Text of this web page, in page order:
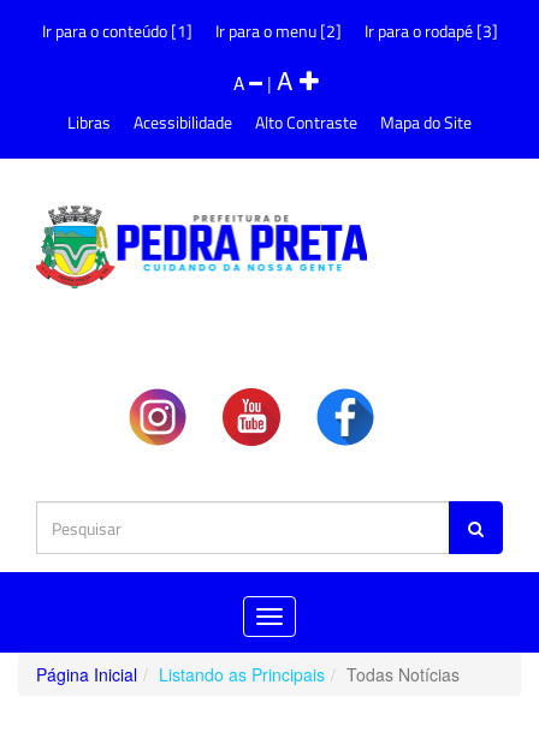
Ir para o conteúdo [1] Ir para o menu [2] Ir para o rodapé [3]
A |A
Libras Acessibilidade Alto Contraste Mapa do Site
Toggle
navigation
Página Inicial
Listando as Principais Todas Notícias